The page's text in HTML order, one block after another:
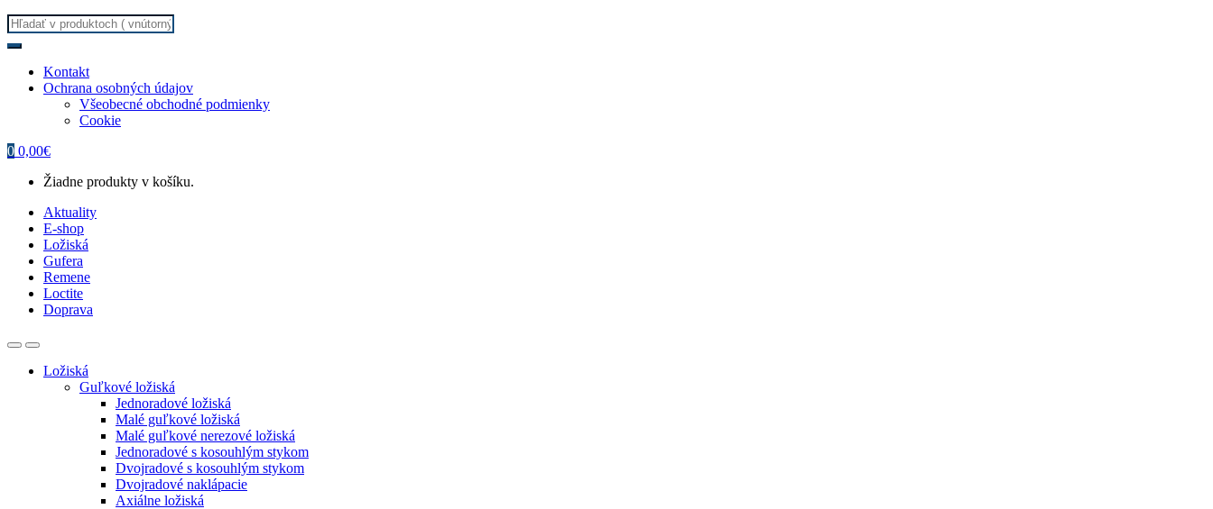
Search
for:
Kontakt
Ochrana osobných údajov
Všeobecné obchodné podmienky
Cookie
0 0,00€
Žiadne produkty v košíku.
Aktuality
E-shop
Ložiská
Gufera
Remene
Loctite
Doprava
Ložiská
Guľkové ložiská
Jednoradové ložiská
Malé guľkové ložiská
Malé guľkové nerezové ložiská
Jednoradové s kosouhlým stykom
Dvojradové s kosouhlým stykom
Dvojradové naklápacie
Axiálne ložiská